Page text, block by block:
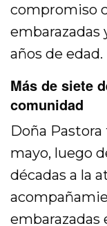
compromiso
embarazadas
años de edad.
Más de siete
comunidad
Doña Pastora
mayo, luego
décadas a la
embarazadas